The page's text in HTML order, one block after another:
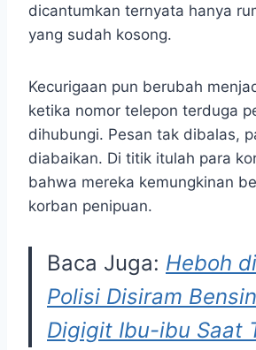
dicantumkan ternyata hanya
yang sudah kosong.
Kecurigaan pun berubah
ketika nomor telepon terduga
dihubungi. Pesan tak dibalas,
diabaikan. Di titik itulah para
bahwa mereka kemungkinan
korban penipuan.
Baca Juga: Heboh
Polisi Disiram
Digigit Ibu-ibu Saat